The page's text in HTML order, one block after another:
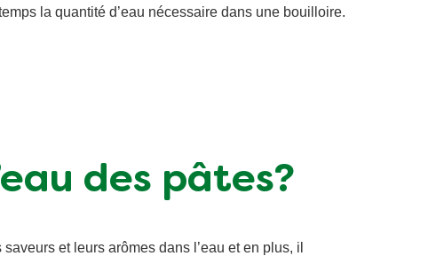
la quantité d’eau nécessaire dans une bouilloire.
des pâtes?
et leurs arômes dans l’eau et en plus, il